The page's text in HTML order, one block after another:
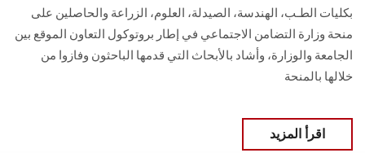
بكلیات الطـب، الهندسة، الصيدلة، العلوم، الزراعة والحاصلين على
منحة وزارة التضامن الاجتماعي في إطار بروتوكول التعاون الموقع بين
الجامعة والوزارة، وأشاد بالأبحاث التي قدمها الباحثون وفازوا من
خلالها بالمنحة
اقرأ المزيد